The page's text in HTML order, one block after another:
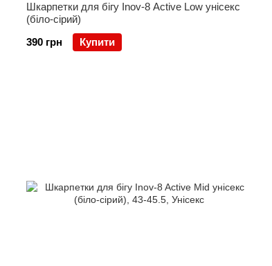
Шкарпетки для бігу Inov-8 Active Low унісекс
(біло-сірий)
390 грн
Купити